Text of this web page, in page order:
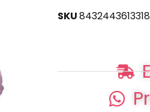
SKU8432443613318